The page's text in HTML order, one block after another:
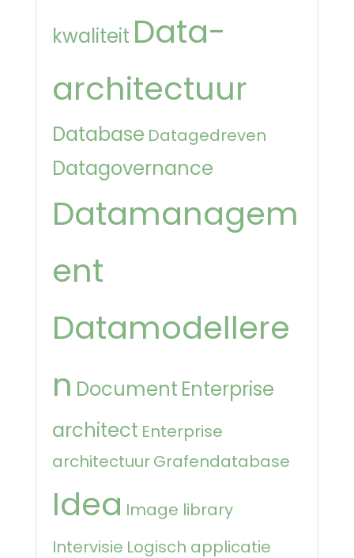
kwaliteit Data-
architectuur
Database Datagedreven
Datagovernance
Datamanagem
ent
Datamodellere
n Document Enterprise
architect Enterprise
architectuurGrafendatabase
Idea Image library
Intervisie Logisch applicatie